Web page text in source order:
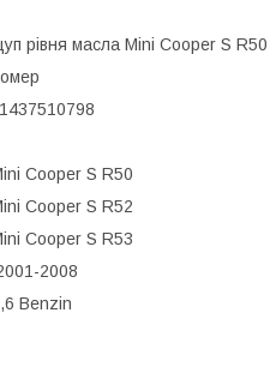
рівня масла Mini Cooper S R50
Cooper S R50
Cooper S R52
Cooper S R53
2008
Benzin